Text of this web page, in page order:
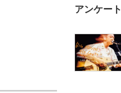
アンケート